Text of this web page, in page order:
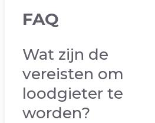
FAQ
Wat zijn de
vereisten om
loodgieter te
worden?